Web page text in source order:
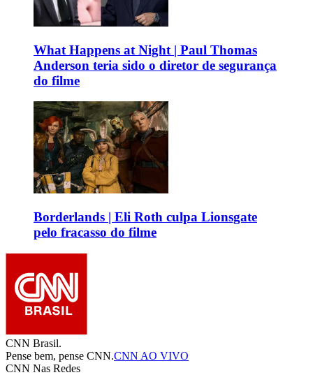
What Happens at Night | Paul Thomas
Anderson teria sido o diretor de segurança
do filme
Borderlands | Eli Roth culpa Lionsgate
pelo fracasso do filme
CNN Brasil.
Pense bem, pense CNN.CNN AO VIVO
CNN Nas Redes